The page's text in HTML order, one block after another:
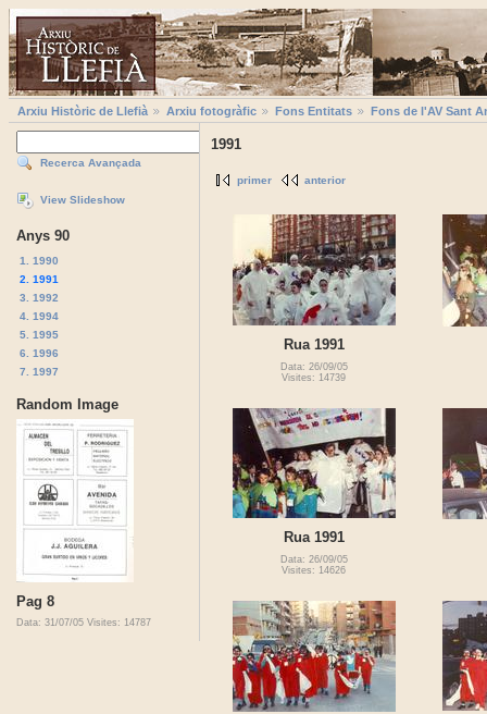
Arxiu Històric de Llefià Arxiu fotogràfic Fons Entitats Fons de l'AV Sant
Recerca Avançada
View Slideshow
Anys 90
1. 1990
2. 1991
3. 1992
4. 1994
5. 1995
6. 1996
7. 1997
Random Image
Pag 8
Data: 31/07/05 Visites: 14787
1991
primer anterior
Rua 1991
Data: 26/09/05
Visites: 14739
Rua 1991
Data: 26/09/05
Visites: 14626